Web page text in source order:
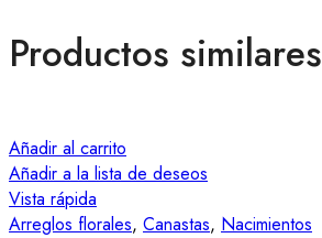
Productos similares
Añadir al carrito
Añadir a la lista de deseos
Vista rápida
Arreglos florales, Canastas, Nacimientos